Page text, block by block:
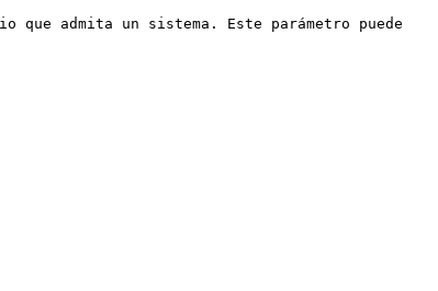
que admita un sistema. Este parámetro puede